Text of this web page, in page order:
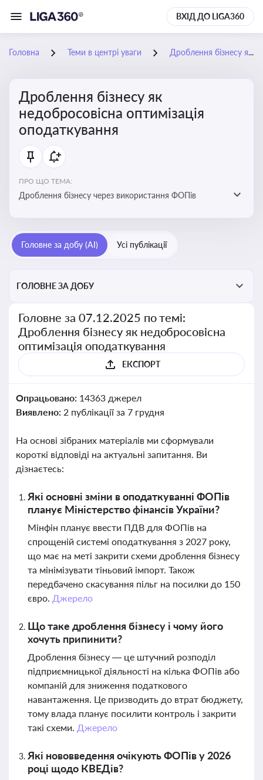
ВХІД ДО LIGA360
Головна Теми в центрі уваги Дроблення бізнесу як недобросовісна оптимізація оподаткування
Дроблення бізнесу як
недобросовісна оптимізація
оподаткування
ПРО ЩО ТЕМА:
Дроблення бізнесу через використання ФОПів
Головне за добу (AI) Усі публікації
ГОЛОВНЕ ЗА ДОБУ
Головне за 07.12.2025 по темі:
Дроблення бізнесу як недобросовісна
оптимізація оподаткування
ЕКСПОРТ
Опрацьовано: 14363 джерел
Виявлено: 2 публікації за 7 грудня
На основі зібраних матеріалів ми сформували
короткі відповіді на актуальні запитання. Ви
дізнаєтесь:
Які основні зміни в оподаткуванні ФОПів
планує Міністерство фінансів України?
Мінфін планує ввести ПДВ для ФОПів на
спрощеній системі оподаткування з 2027 року,
що має на меті закрити схеми дроблення бізнесу
та мінімізувати тіньовий імпорт. Також
передбачено скасування пільг на посилки до 150
євро. Джерело
Що таке дроблення бізнесу і чому його
хочуть припинити?
Дроблення бізнесу — це штучний розподіл
підприємницької діяльності на кілька ФОПів або
компаній для зниження податкового
навантаження. Це призводить до втрат бюджету,
тому влада планує посилити контроль і закрити
такі схеми. Джерело
Які нововведення очікують ФОПів у 2026
році щодо КВЕДів?